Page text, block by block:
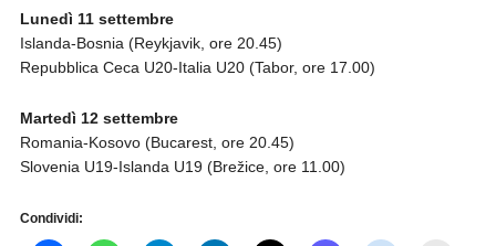
Lunedì 11 settembre
Islanda-Bosnia (Reykjavik, ore 20.45)
Repubblica Ceca U20-Italia U20 (Tabor, ore 17.00)
Martedì 12 settembre
Romania-Kosovo (Bucarest, ore 20.45)
Slovenia U19-Islanda U19 (Brežice, ore 11.00)
Condividi: